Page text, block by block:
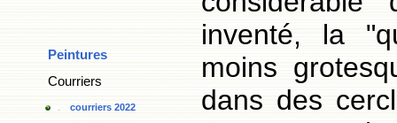
Peintures
Courriers
courriers 2022
inventé, la
moins
dans des